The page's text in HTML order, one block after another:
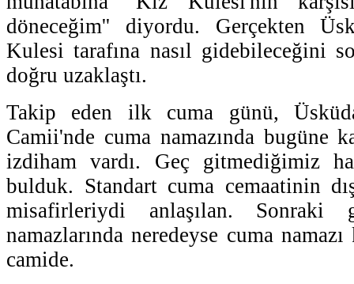
döneceğim'' diyordu. Gerçekten
Kulesi tarafına nasıl gidebileceğini
doğru uzaklaştı.
Takip eden ilk cuma günü,
Camii'nde cuma namazında bugüne
izdiham vardı. Geç gitmediğimiz
bulduk. Standart cuma cemaatinin
misafirleriydi anlaşılan.
namazlarında neredeyse cuma
camide.